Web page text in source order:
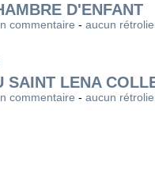
D'ENFANT
commentaire - aucun
SAINT LENA
commentaire - aucun